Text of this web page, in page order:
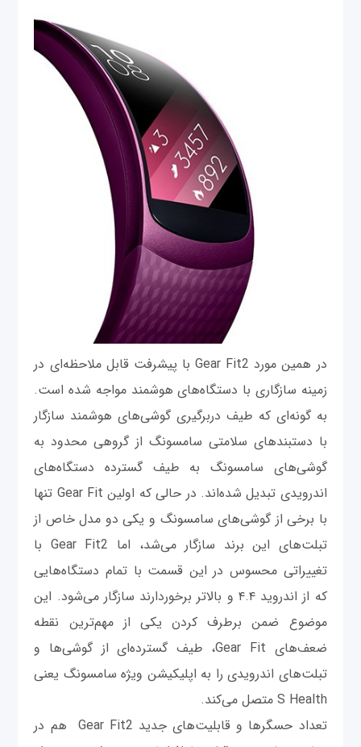
در همین مورد Gear Fit2 با پیشرفت قابل ملاحظه‌ای در
زمینه سازگاری با دستگاه‌های هوشمند مواجه شده است.
به گونه‌ای که طیف دربرگیری گوشی‌های هوشمند سازگار
با دستبندهای سلامتی سامسونگ از گروهی محدود به
گوشی‌های سامسونگ به طیف گسترده دستگاه‌های
اندرویدی تبدیل شده‌اند. در حالی که اولین Gear Fit تنها
با برخی از گوشی‌های سامسونگ و یکی دو مدل خاص از
تبلت‌های این برند سازگار می‌شد، اما Gear Fit2 با
تغییراتی محسوس در این قسمت با تمام دستگاه‌هایی
که از اندروید ۴.۴ و بالاتر برخوردارند سازگار می‌شود. این
موضوع ضمن برطرف کردن یکی از مهم‌ترین نقطه
ضعف‌های Gear Fit، طیف گسترده‌ای از گوشی‌ها و
تبلت‌های اندرویدی را به اپلیکیشن ویژه سامسونگ یعنی
S Health متصل می‌کند.
تعداد حسگر‌ها و قابلیت‌های جدید Gear Fit2 هم در